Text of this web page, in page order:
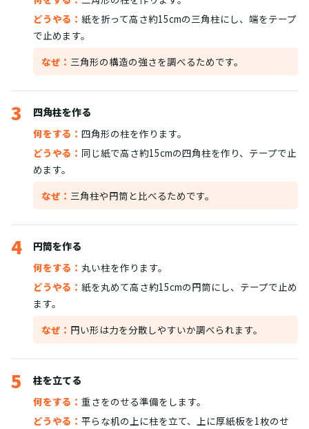
どうやる： 紙を折って高さ約15cmの三角柱にし、端をテープ
で止めます。
なぜ： 三角形の構造の強さを調べるためです。
3
四角柱を作る
何をする： 四角形の柱を作ります。
どうやる： 同じ紙で高さ約15cmの四角柱を作り、テープで止
めます。
なぜ： 三角柱や円筒と比べるためです。
4
円筒を作る
何をする： 丸い柱を作ります。
どうやる： 紙を丸めて高さ約15cmの円筒にし、テープで止め
ます。
なぜ： 円い形は力を分散しやすいか調べられます。
5
柱を立てる
何をする： 重さをのせる準備をします。
どうやる： 平らな机の上に柱を立て、上に厚紙板を1枚のせ